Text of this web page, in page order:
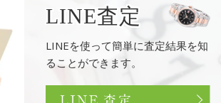
LINE査定
LINEを使って簡単に査定結果を知
ることができます。